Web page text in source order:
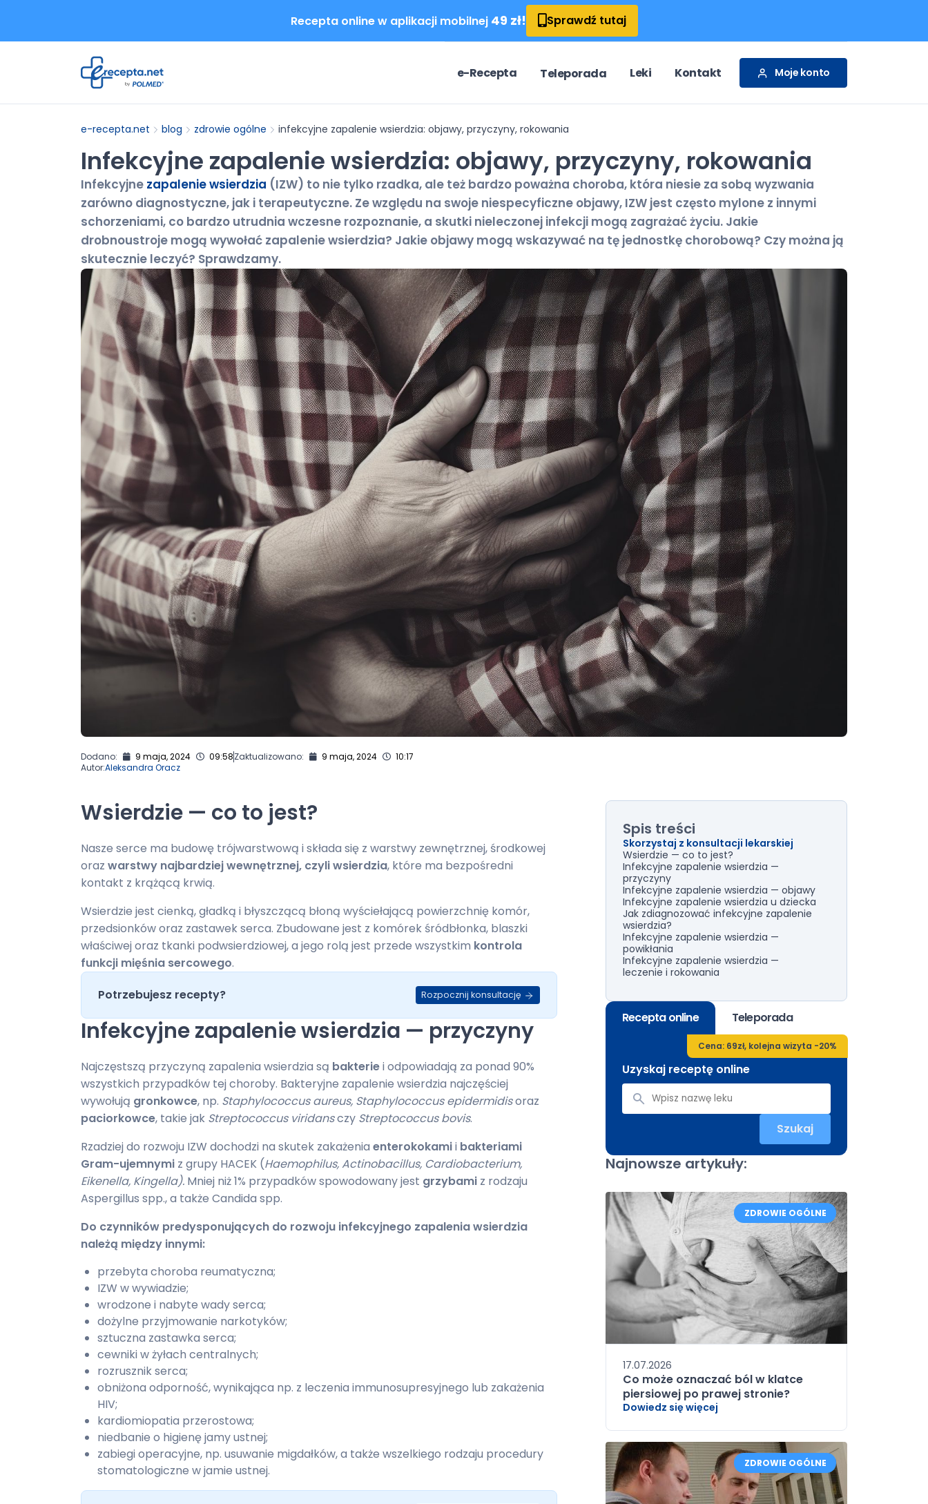
Recepta online w aplikacji mobilnej 49 zł! Sprawdź tutaj
e-Recepta Teleporada Leki Kontakt Moje konto
e-recepta.net blog zdrowie ogólne infekcyjne zapalenie wsierdzia: objawy, przyczyny, rokowania
Infekcyjne zapalenie wsierdzia: objawy, przyczyny, rokowania
Infekcyjne zapalenie wsierdzia (IZW) to nie tylko rzadka, ale też bardzo poważna choroba, która niesie za sobą wyzwania
zarówno diagnostyczne, jak i terapeutyczne. Ze względu na swoje niespecyficzne objawy, IZW jest często mylone z innymi
schorzeniami, co bardzo utrudnia wczesne rozpoznanie, a skutki nieleczonej infekcji mogą zagrażać życiu. Jakie
drobnoustroje mogą wywołać zapalenie wsierdzia? Jakie objawy mogą wskazywać na tę jednostkę chorobową? Czy można ją
skutecznie leczyć? Sprawdzamy.
Dodano: 9 maja, 2024 09:58Zaktualizowano: 9 maja, 2024
10:17
Autor:Aleksandra Oracz
Wsierdzie — co to jest?
Nasze serce ma budowę trójwarstwową i składa się z warstwy zewnętrznej, środkowej
oraz warstwy najbardziej wewnętrznej, czyli wsierdzia, które ma bezpośredni
kontakt z krążącą krwią.
Wsierdzie jest cienką, gładką i błyszczącą błoną wyściełającą powierzchnię komór,
przedsionków oraz zastawek serca. Zbudowane jest z komórek śródbłonka, blaszki
właściwej oraz tkanki podwsierdziowej, a jego rolą jest przede wszystkim kontrola
funkcji mięśnia sercowego.
Potrzebujesz recepty?
Rozpocznij konsultację
Infekcyjne zapalenie wsierdzia — przyczyny
Najczęstszą przyczyną zapalenia wsierdzia są bakteriei odpowiadają za ponad 90%
wszystkich przypadków tej choroby. Bakteryjne zapalenie wsierdzia najczęściej
wywołują gronkowce, np. Staphylococcus aureus, Staphylococcus epidermidisoraz
paciorkowce, takie jak Streptococcus viridansczy Streptococcus bovis.
Rzadziej do rozwoju IZW dochodzi na skutek zakażenia enterokokamii bakteriami
Gram-ujemnymi z grupy HACEK (Haemophilus, Actinobacillus, Cardiobacterium,
Eikenella, Kingella). Mniej niż 1% przypadków spowodowany jest grzybami z rodzaju
Aspergillus spp., a także Candida spp.
Do czynników predysponujących do rozwoju infekcyjnego zapalenia wsierdzia
należą między innymi:
przebyta choroba reumatyczna;
IZW w wywiadzie;
wrodzone i nabyte wady serca;
dożylne przyjmowanie narkotyków;
sztuczna zastawka serca;
cewniki w żyłach centralnych;
rozrusznik serca;
obniżona odporność, wynikająca np. z leczenia immunosupresyjnego lub zakażenia
HIV;
kardiomiopatia przerostowa;
niedbanie o higienę jamy ustnej;
zabiegi operacyjne, np. usuwanie migdałków, a także wszelkiego rodzaju procedury
stomatologiczne w jamie ustnej.
Spis treści
Skorzystaj z konsultacji lekarskiej
Wsierdzie — co to jest?
Infekcyjne zapalenie wsierdzia —
przyczyny
Infekcyjne zapalenie wsierdzia — objawy
Infekcyjne zapalenie wsierdzia u dziecka
Jak zdiagnozować infekcyjne zapalenie
wsierdzia?
Infekcyjne zapalenie wsierdzia —
powikłania
Infekcyjne zapalenie wsierdzia —
leczenie i rokowania
Recepta online Teleporada
Cena: 69zł, kolejna wizyta -20%
Uzyskaj receptę online
Szukaj
Najnowsze artykuły:
17.07.2026
Co może oznaczać ból w klatce
piersiowej po prawej stronie?
Dowiedz się więcej
ZDROWIE OGÓLNE
ZDROWIE OGÓLNE